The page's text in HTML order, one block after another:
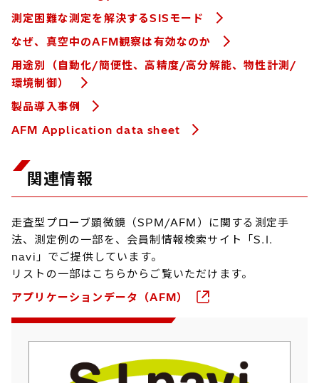
測定困難な測定を解決するSISモード
なぜ、真空中のAFM観察は有効なのか
用途別（自動化/簡便性、高精度/高分解能、物性計測/
環境制御）
製品導入事例
AFM Application data sheet
関連情報
走査型プローブ顕微鏡（SPM/AFM）に関する測定手
法、測定例の一部を、会員制情報検索サイト「S.I.
navi」でご提供しています。
リストの一部はこちらからご覧いただけます。
アプリケーションデータ（AFM）